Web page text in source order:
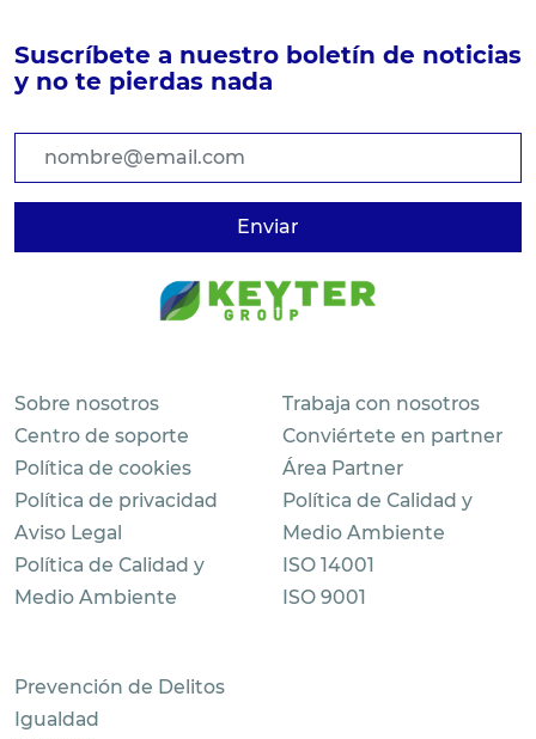
Suscríbete a nuestro boletín de noticias
y no te pierdas nada
Sobre nosotros
Centro de soporte
Política de cookies
Política de privacidad
Aviso Legal
Política de Calidad y
Medio Ambiente
Trabaja con nosotros
Conviértete en partner
Área Partner
Política de Calidad y
Medio Ambiente
ISO 14001
ISO 9001
Prevención de Delitos
Igualdad